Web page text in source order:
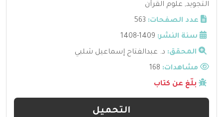
التجويد, علوم القرآن
عدد الصفحات: 563
سنة النشر: 1409-1408
المحقق: د. عبدالفتاح إسماعيل شلبي
مشاهدات:
بلّغ عن كتاب
التحميل